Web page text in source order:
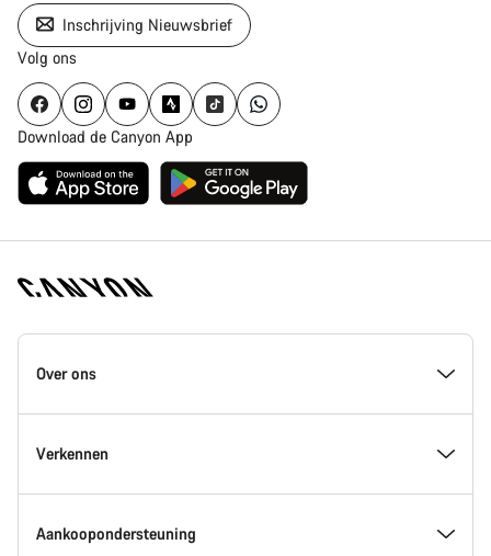
Inschrijving Nieuwsbrief
Volg ons
Download de Canyon App
Canyon
Homepage
Over ons
Inside Canyon
Innovatie bij Canyon
Verkennen
Evenementen
Aankoopondersteuning